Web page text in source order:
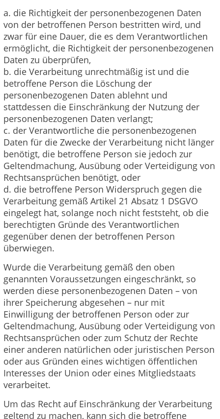
a. die Richtigkeit der personenbezogenen Daten
von der betroffenen Person bestritten wird, und
zwar für eine Dauer, die es dem Verantwortlichen
ermöglicht, die Richtigkeit der personenbezogenen
Daten zu überprüfen,
b. die Verarbeitung unrechtmäßig ist und die
betroffene Person die Löschung der
personenbezogenen Daten ablehnt und
stattdessen die Einschränkung der Nutzung der
personenbezogenen Daten verlangt;
c. der Verantwortliche die personenbezogenen
Daten für die Zwecke der Verarbeitung nicht länger
benötigt, die betroffene Person sie jedoch zur
Geltendmachung, Ausübung oder Verteidigung von
Rechtsansprüchen benötigt, oder
d. die betroffene Person Widerspruch gegen die
Verarbeitung gemäß Artikel 21 Absatz 1 DSGVO
eingelegt hat, solange noch nicht feststeht, ob die
berechtigten Gründe des Verantwortlichen
gegenüber denen der betroffenen Person
überwiegen.
Wurde die Verarbeitung gemäß den oben
genannten Voraussetzungen eingeschränkt, so
werden diese personenbezogenen Daten – von
ihrer Speicherung abgesehen – nur mit
Einwilligung der betroffenen Person oder zur
Geltendmachung, Ausübung oder Verteidigung von
Rechtsansprüchen oder zum Schutz der Rechte
einer anderen natürlichen oder juristischen Person
oder aus Gründen eines wichtigen öffentlichen
Interesses der Union oder eines Mitgliedstaats
verarbeitet.
Um das Recht auf Einschränkung der Verarbeitung
geltend zu machen, kann sich die betroffene